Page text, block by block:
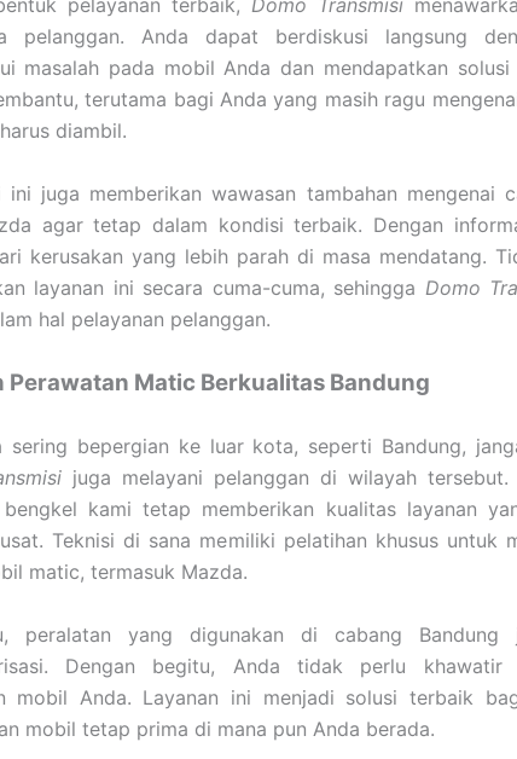
pelayanan terbaik, Domo Transmisi
pelanggan. Anda dapat berdiskusi langsung
masalah pada mobil Anda dan mendapatkan
terutama bagi Anda yang masih ragu
diambil.
ini juga memberikan wawasan tambahan mengenai
agar tetap dalam kondisi terbaik. Dengan
kerusakan yang lebih parah di masa mendatang.
layanan ini secara cuma-cuma, sehingga Domo
hal pelayanan pelanggan.
Perawatan Matic Berkualitas Bandung
sering bepergian ke luar kota, seperti Bandung,
juga melayani pelanggan di wilayah tersebut.
bengkel kami tetap memberikan kualitas layanan
Teknisi di sana memiliki pelatihan khusus untuk
matic, termasuk Mazda.
peralatan yang digunakan di cabang Bandung
Dengan begitu, Anda tidak perlu khawatir
mobil Anda. Layanan ini menjadi solusi terbaik
mobil tetap prima di mana pun Anda berada.